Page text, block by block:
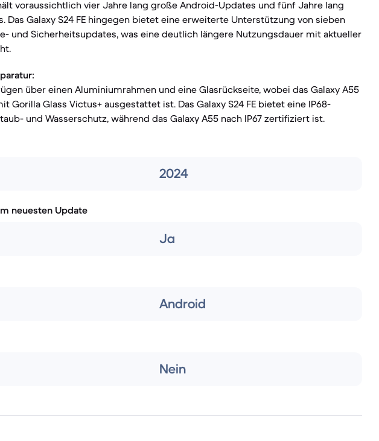
voraussichtlich vier Jahre lang große Android-Updates und fünf Jahre lang
Das Galaxy S24 FE hingegen bietet eine erweiterte Unterstützung von sieben
und Sicherheitsupdates, was eine deutlich längere Nutzungsdauer mit aktueller
über einen Aluminiumrahmen und eine Glasrückseite, wobei das Galaxy A55
Gorilla Glass Victus+ ausgestattet ist. Das Galaxy S24 FE bietet eine IP68-
und Wasserschutz, während das Galaxy A55 nach IP67 zertifiziert ist.
2024
neuesten Update
Ja
Android
Nein